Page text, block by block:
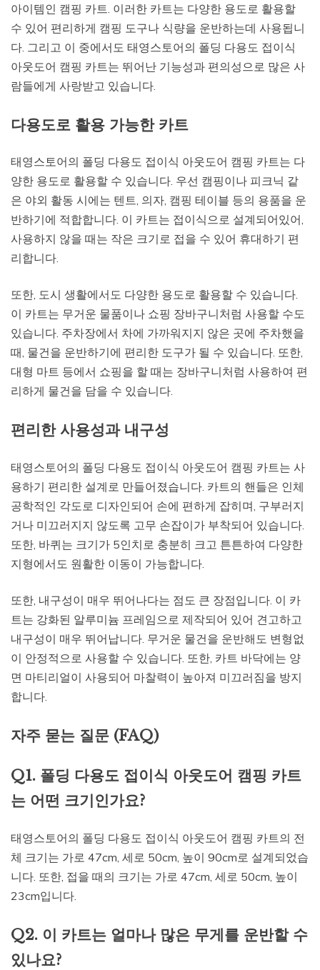
아이템인 캠핑 카트. 이러한 카트는 다양한 용도로 활용할
수 있어 편리하게 캠핑 도구나 식량을 운반하는데 사용됩니
다. 그리고 이 중에서도 태영스토어의 폴딩 다용도 접이식
아웃도어 캠핑 카트는 뛰어난 기능성과 편의성으로 많은 사
람들에게 사랑받고 있습니다.
다용도로 활용 가능한 카트
태영스토어의 폴딩 다용도 접이식 아웃도어 캠핑 카트는 다
양한 용도로 활용할 수 있습니다. 우선 캠핑이나 피크닉 같
은 야외 활동 시에는 텐트, 의자, 캠핑 테이블 등의 용품을 운
반하기에 적합합니다. 이 카트는 접이식으로 설계되어있어,
사용하지 않을 때는 작은 크기로 접을 수 있어 휴대하기 편
리합니다.
또한, 도시 생활에서도 다양한 용도로 활용할 수 있습니다.
이 카트는 무거운 물품이나 쇼핑 장바구니처럼 사용할 수도
있습니다. 주차장에서 차에 가까워지지 않은 곳에 주차했을
때, 물건을 운반하기에 편리한 도구가 될 수 있습니다. 또한,
대형 마트 등에서 쇼핑을 할 때는 장바구니처럼 사용하여 편
리하게 물건을 담을 수 있습니다.
편리한 사용성과 내구성
태영스토어의 폴딩 다용도 접이식 아웃도어 캠핑 카트는 사
용하기 편리한 설계로 만들어졌습니다. 카트의 핸들은 인체
공학적인 각도로 디자인되어 손에 편하게 잡히며, 구부러지
거나 미끄러지지 않도록 고무 손잡이가 부착되어 있습니다.
또한, 바퀴는 크기가 5인치로 충분히 크고 튼튼하여 다양한
지형에서도 원활한 이동이 가능합니다.
또한, 내구성이 매우 뛰어나다는 점도 큰 장점입니다. 이 카
트는 강화된 알루미늄 프레임으로 제작되어 있어 견고하고
내구성이 매우 뛰어납니다. 무거운 물건을 운반해도 변형없
이 안정적으로 사용할 수 있습니다. 또한, 카트 바닥에는 양
면 마티리얼이 사용되어 마찰력이 높아져 미끄러짐을 방지
합니다.
자주 묻는 질문 (FAQ)
Q1. 폴딩 다용도 접이식 아웃도어 캠핑 카트
는 어떤 크기인가요?
태영스토어의 폴딩 다용도 접이식 아웃도어 캠핑 카트의 전
체 크기는 가로 47cm, 세로 50cm, 높이 90cm로 설계되었습
니다. 또한, 접을 때의 크기는 가로 47cm, 세로 50cm, 높이
23cm입니다.
Q2. 이 카트는 얼마나 많은 무게를 운반할 수
있나요?